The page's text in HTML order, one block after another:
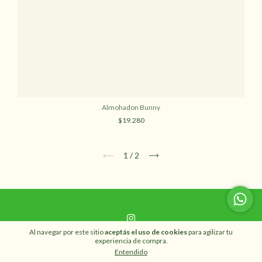
Al navegar por este sitioaceptás el uso de cookiespara agilizar tu
experiencia de compra.
Entendido
Almohadon Bunny
$19.280
1 / 2
Inicio